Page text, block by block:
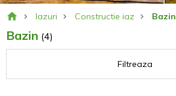
Iazuri Constructie iaz Bazin
Bazin (4)
Filtreaza